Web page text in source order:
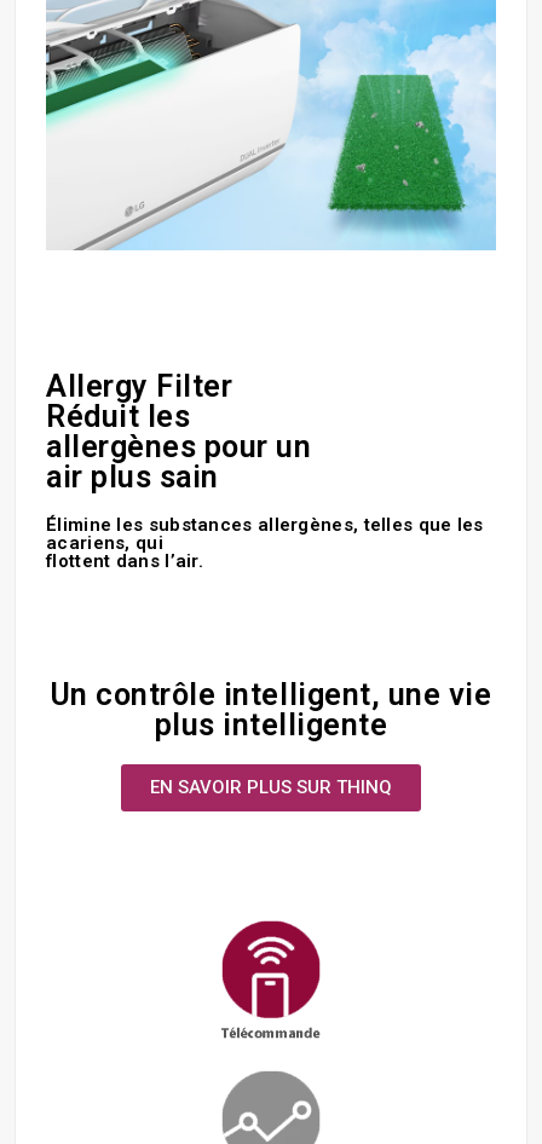
Allergy Filter
Réduit les
allergènes pour un
air plus sain
Élimine les substances allergènes, telles que les
acariens, qui
flottent dans l’air.
Un contrôle intelligent, une vie
plus intelligente
EN SAVOIR PLUS SUR THINQ